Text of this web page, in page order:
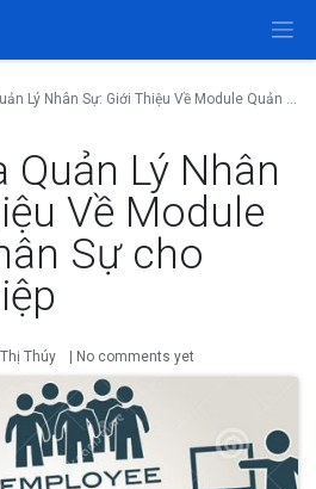
Sự: Giới Thiệu Về Module Quản Lý Nhân Sự cho doanh nghiệp
Quản Lý Nhân
Về Module
Sự cho
Thúy | No comments yet